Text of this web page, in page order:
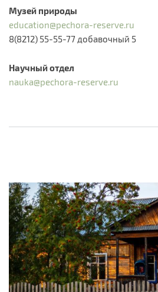
Музей природы
education@pechora-reserve.ru
8(8212) 55-55-77 добавочный 5
Научный отдел
nauka@pechora-reserve.ru